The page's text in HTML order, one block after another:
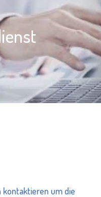
kontaktieren um die